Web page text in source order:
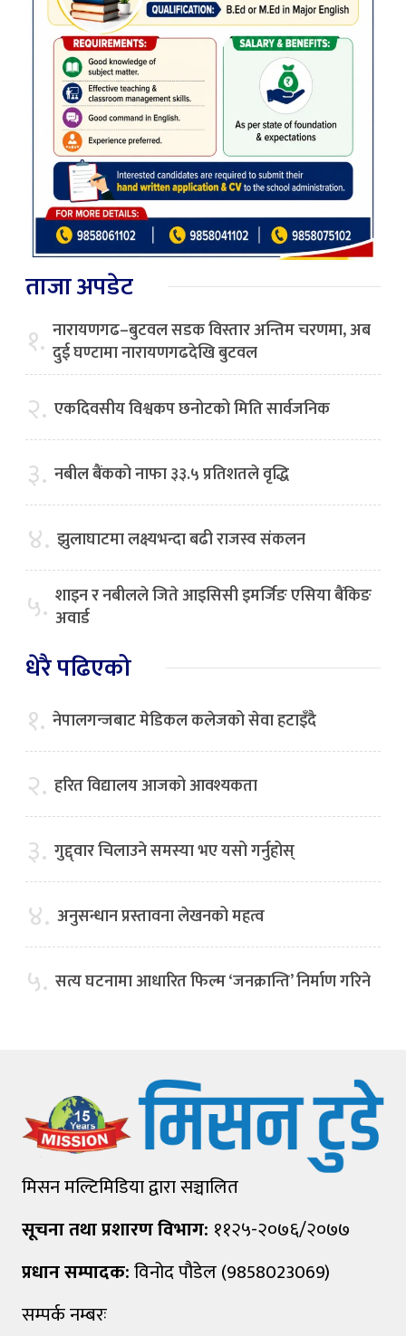
ताजा अपडेट
१. नारायणगढ–बुटवल सडक विस्तार अन्तिम चरणमा, अब
दुई घण्टामा नारायणगढदेखि बुटवल
२. एकदिवसीय विश्वकप छनोटको मिति सार्वजनिक
३. नबील बैंकको नाफा ३३.५ प्रतिशतले वृद्धि
४. झुलाघाटमा लक्ष्यभन्दा बढी राजस्व संकलन
५. शाइन र नबीलले जिते आइसिसी इमर्जिङ एसिया बैंकिङ
अवार्ड
धेरै पढिएको
१. नेपालगन्जबाट मेडिकल कलेजको सेवा हटाइँदै
२. हरित विद्यालय आजको आवश्यकता
३. गुद्द्वार चिलाउने समस्या भए यसो गर्नुहोस्
४. अनुसन्धान प्रस्तावना लेखनको महत्व
५. सत्य घटनामा आधारित फिल्म ‘जनक्रान्ति’ निर्माण गरिने
मिसन मल्टिमिडिया द्वारा सञ्चालित
सूचना तथा प्रशारण विभाग: ११२५-२०७६/२०७७
प्रधान सम्पादक:विनोद पौडेल (9858023069)
सम्पर्क नम्बरः